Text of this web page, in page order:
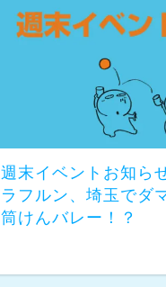
週末イベントお知
ラフルン、埼玉でダ
筒けんバレー！？